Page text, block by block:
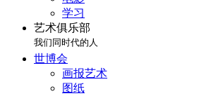
学习
艺术俱乐部
我们同时代的人
世博会
画报艺术
图纸